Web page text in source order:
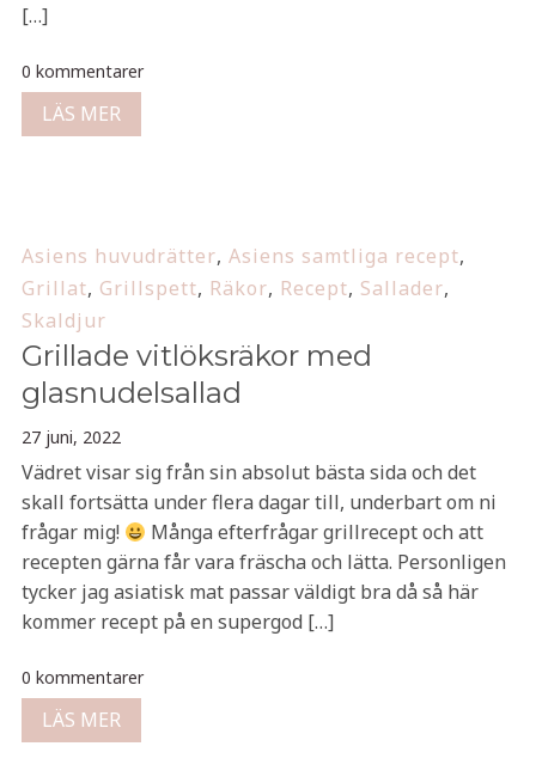
[…]
0 kommentarer
LÄS MER
Asiens huvudrätter, Asiens samtliga recept,
Grillat, Grillspett, Räkor, Recept, Sallader,
Skaldjur
Grillade vitlöksräkor med
glasnudelsallad
27 juni, 2022
Vädret visar sig från sin absolut bästa sida och det
skall fortsätta under flera dagar till, underbart om ni
frågar mig!
Många efterfrågar grillrecept och att
recepten gärna får vara fräscha och lätta. Personligen
tycker jag asiatisk mat passar väldigt bra då så här
kommer recept på en supergod […]
0 kommentarer
LÄS MER